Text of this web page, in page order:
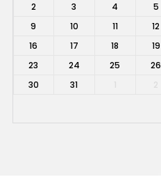
2
3 4 5
9
10 11 12
16
17 18 19
23
24 25 26
30
31